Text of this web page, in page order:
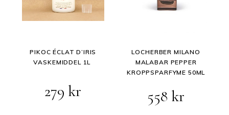
PIKOC ÉCLAT D’IRIS
VASKEMIDDEL 1L
279kr
LOCHERBER MILANO
MALABAR PEPPER
KROPPSPARFYME 50ML
558kr